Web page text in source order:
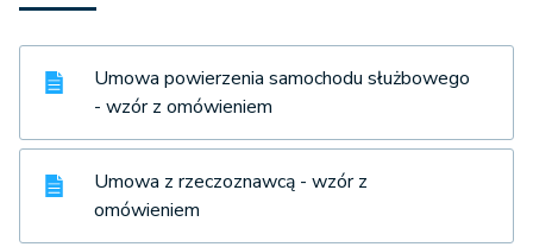
Umowa powierzenia samochodu służbowego
- wzór z omówieniem
Umowa z rzeczoznawcą - wzór z
omówieniem